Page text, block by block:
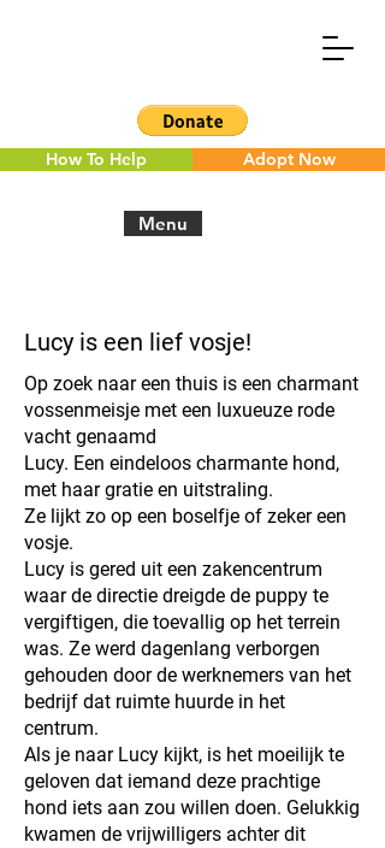
How To Help Adopt Now
Menu
Lucy is een lief vosje!
Op zoek naar een thuis is een charmant
vossenmeisje met een luxueuze rode
vacht genaamd
Lucy. Een eindeloos charmante hond,
met haar gratie en uitstraling.
Ze lijkt zo op een boselfje of zeker een
vosje.
Lucy is gered uit een zakencentrum
waar de directie dreigde de puppy te
vergiftigen, die toevallig op het terrein
was. Ze werd dagenlang verborgen
gehouden door de werknemers van het
bedrijf dat ruimte huurde in het
centrum.
Als je naar Lucy kijkt, is het moeilijk te
geloven dat iemand deze prachtige
hond iets aan zou willen doen. Gelukkig
kwamen de vrijwilligers achter dit